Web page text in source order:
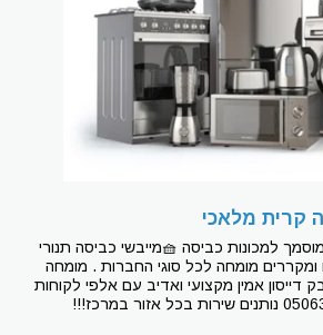
קרית מלאכי
למכונות כביסה 🧺מייבשי כביסה תנורי
מומחה לכל סוגי החברות . מומחה
דייסון אמין מקצועי ואדיב עם אלפי לקוחות